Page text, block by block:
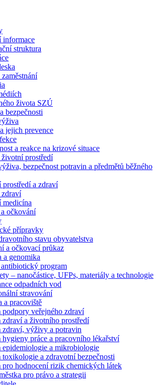
informace
struktura
života SZÚ
bezpečnosti
jejich prevence
a reakce na krizové situace
prostředí
bezpečnost potravin a předmětů běžného
prostředí a zdraví
zdraví
medicína
očkování
přípravky
stavu obyvatelstva
a očkovací průkaz
a genomika
program
– nanočástice, UFPs, materiály a technologie
odpadních vod
stravování
a pracoviště
podpory veřejného zdraví
zdraví a životního prostředí
zdraví, výživy a potravin
hygieny práce a pracovního lékařství
epidemiologie a mikrobiologie
toxikologie a zdravotní bezpečnosti
pro hodnocení rizik chemických látek
pro právo a strategii